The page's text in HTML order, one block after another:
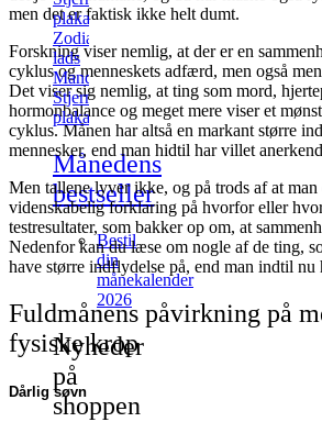
plakater
Zodiac
lads
Mandlige
Stjernetegns
plakater
Månedens
bestseller
Bestil
din
månekalender
2026
Nyheder
på
shoppen
men det er faktisk ikke helt dumt.
Forskning viser nemlig, at der er en
cyklus og menneskets adfærd, men også
Det viser sig nemlig, at ting som mord,
hormonbalance og meget mere viser et
cyklus. Månen har altså en markant større
mennesker, end man hidtil har villet
Men tallene lyver ikke, og på trods af at
videnskabelig forklaring på hvorfor eller
testresultater, som bakker op om, at
Nedenfor kan du læse om nogle af de ting,
have større indflydelse på, end man indtil nu
Fuldmånens påvirkning på
fysiske krop
Dårlig søvn